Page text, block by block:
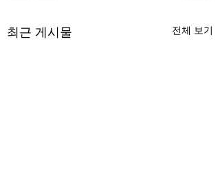
최근 게시물 전체 보기